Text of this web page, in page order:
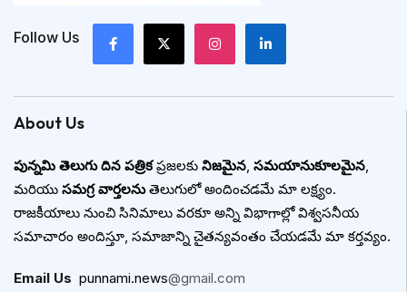
Follow Us
About Us
పున్నమి తెలుగు దిన పత్రికప్రజలకు నిజమైన, సమయానుకూలమైన,
మరియు సమగ్ర వార్తలనుతెలుగులో అందించడమే మా లక్ష్యం.
రాజకీయాలు నుంచి సినిమాలు వరకూ అన్ని విభాగాల్లో విశ్వసనీయ
సమాచారం అందిస్తూ, సమాజాన్ని చైతన్యవంతం చేయడమే మా కర్తవ్యం.
Email Us punnami.news@gmail.com